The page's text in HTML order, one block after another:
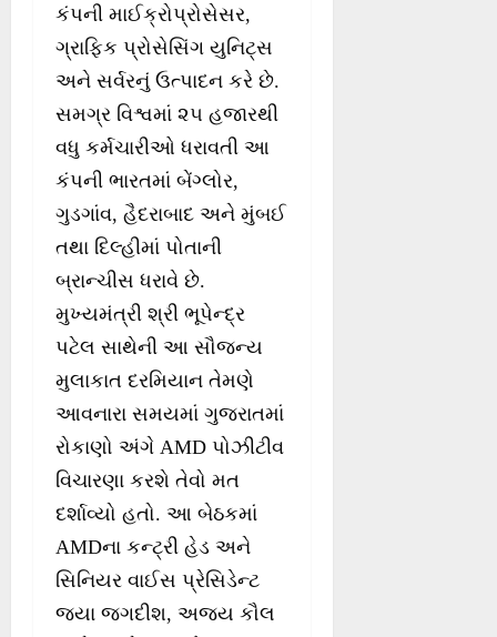
કંપની માઈક્રોપ્રોસેસર,
ગ્રાફિક પ્રોસેસિંગ યુનિટ્સ
અને સર્વરનું ઉત્પાદન કરે છે.
સમગ્ર વિશ્વમાં ૨૫ હજારથી
વધુ કર્મચારીઓ ધરાવતી આ
કંપની ભારતમાં બેંગ્લોર,
ગુડગાંવ, હૈદરાબાદ અને મુંબઈ
તથા દિલ્હીમાં પોતાની
બ્રાન્‍ચીસ ધરાવે છે.
મુખ્યમંત્રી શ્રી ભૂપેન્‍દ્ર
પટેલ સાથેની આ સૌજન્‍ય
મુલાકાત દરમિયાન તેમણે
આવનારા સમયમાં ગુજરાતમાં
રોકાણો અંગે AMD પોઝીટીવ
વિચારણા કરશે તેવો મત
દર્શાવ્યો હતો. આ બેઠકમાં
AMDના કન્‍ટ્રી હેડ અને
સિનિયર વાઈસ પ્રેસિડેન્‍ટ
જયા જગદીશ, અજય કૌલ